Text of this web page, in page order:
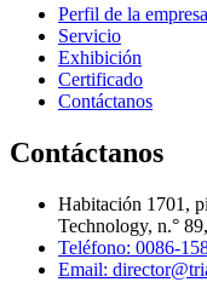
Perfil de la empresa
Servicio
Exhibición
Certificado
Contáctanos
Contáctanos
Habitación 1701,
Technology, n.°
Teléfono: 0086-
Email: